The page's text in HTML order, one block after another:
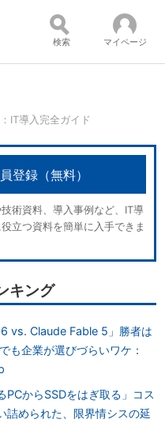
検索 マイページ
IT導入完全ガイド
登録（無料）
術資料、導入事例など、IT導
立つ資料を簡単に入手できま
キング
vs. Claude Fable 5」勝者は
も企業が選びづらいワケ：
PCからSSDをはぎ取る」コス
詰められた、限界情シスの延